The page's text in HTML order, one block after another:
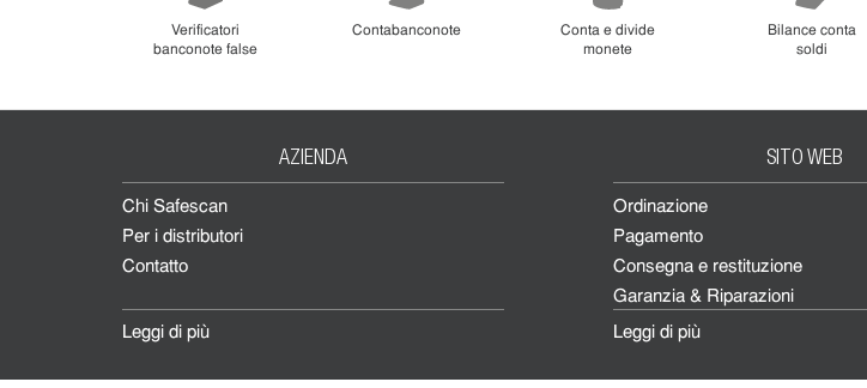
Verificatori
banconote false
Contabanconote
Conta e divide
monete
Bilance conta
soldi
AZIENDA
Chi Safescan
Per i distributori
Contatto
Leggi di più
SITO WEB
Ordinazione
Pagamento
Consegna e restituzione
Garanzia & Riparazioni
Leggi di più